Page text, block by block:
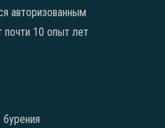
авторизованным
10 опыт лет
бурения